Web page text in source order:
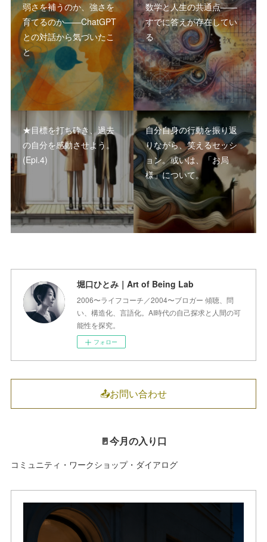
弱さを補うのか、強さを
育てるのか――ChatGPT
との対話から気づいたこ
と
数学と人生の共通点――
すでに答えが存在してい
る
★目標を打ち砕き、過去
の自分を感動させよう。
(Epi.4)
自分自身の行動を振り返
りながら、笑えるセッシ
ョン。或いは、「お局
様」について。
堀口ひとみ｜Art of Being Lab
2006〜ライフコーチ／2004〜ブロガー 傾聴、問
い、構造化、言語化。AI時代の自己探求と人間の可
能性を探究。
フォロー
📤お問い合わせ
🚪今月の入り口
コミュニティ・ワークショップ・ダイアログ